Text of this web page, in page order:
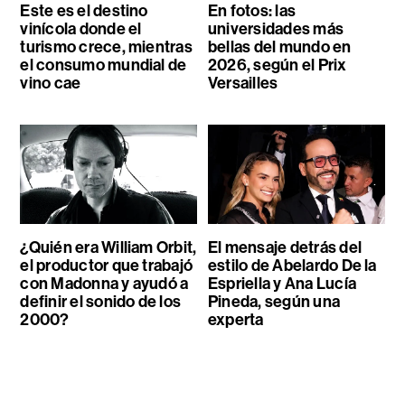
Este es el destino
vinícola donde el
turismo crece, mientras
el consumo mundial de
vino cae
En fotos: las
universidades más
bellas del mundo en
2026, según el Prix
Versailles
¿Quién era William Orbit,
el productor que trabajó
con Madonna y ayudó a
definir el sonido de los
2000?
El mensaje detrás del
estilo de Abelardo De la
Espriella y Ana Lucía
Pineda, según una
experta